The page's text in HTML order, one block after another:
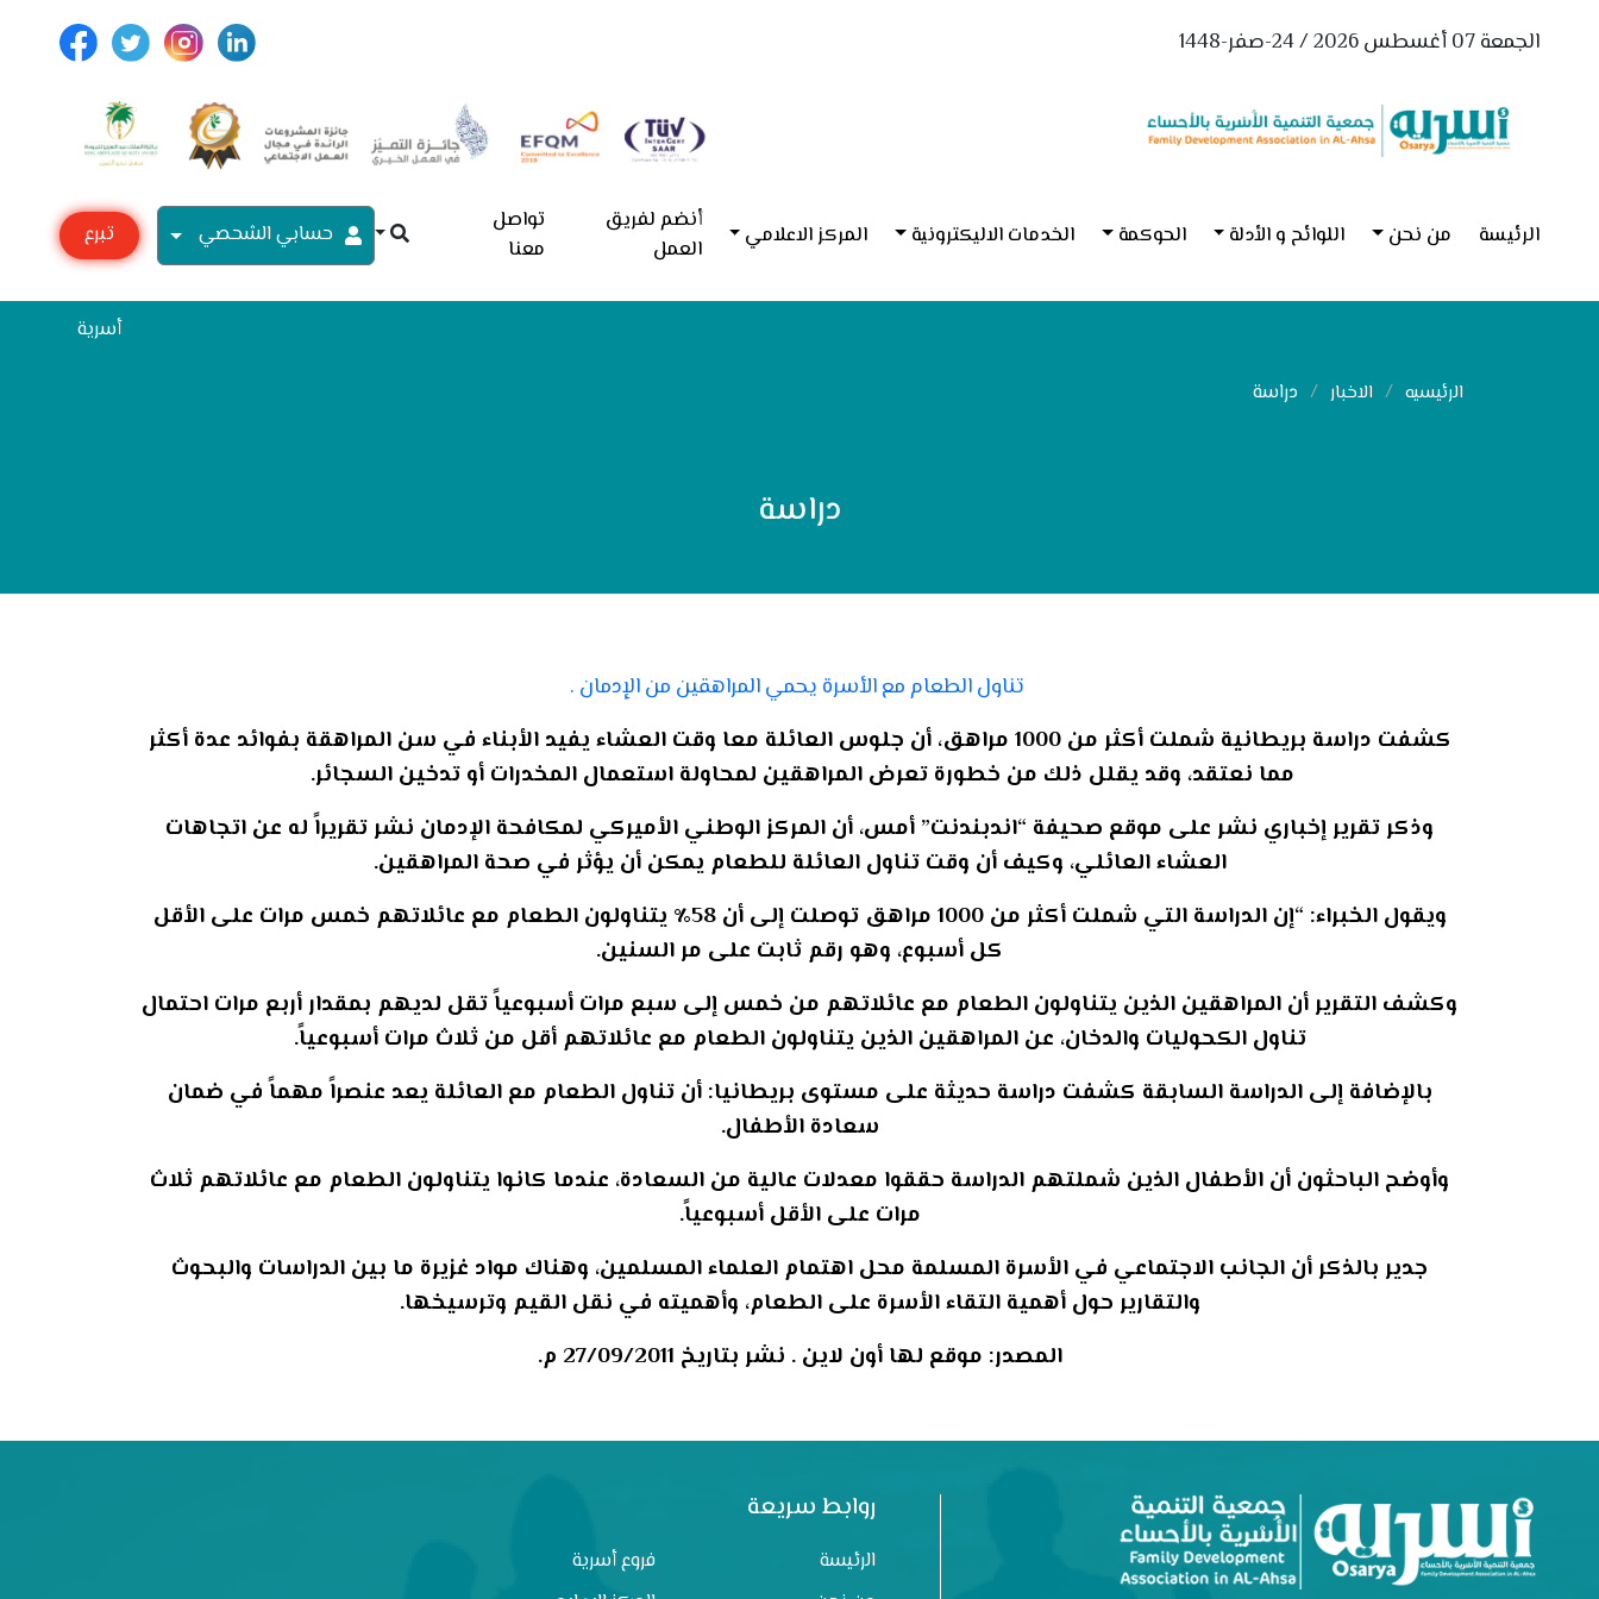
الجمعة 07 أغسطس 2026 / 24-صفر-1448
الرئيسة من نحن اللوائح و الأدلة الحوكمة الخدمات الاليكترونية المركز الاعلامي
أنضم لفريق
العمل
تواصل
معنا
حسابي الشحصي
تبرع
أسرية
الرئيسيه الاخبار دراسة
دراسة
تناول الطعام مع الأسرة يحمي المراهقين من الإدمان .
كشفت دراسة بريطانية شملت أكثر من 1000 مراهق، أن جلوس العائلة معا وقت العشاء يفيد الأبناء في سن المراهقة بفوائد عدة أكثر
مما نعتقد، وقد يقلل ذلك من خطورة تعرض المراهقين لمحاولة استعمال المخدرات أو تدخين السجائر.
وذكر تقرير إخباري نشر على موقع صحيفة “اندبندنت” أمس، أن المركز الوطني الأميركي لمكافحة الإدمان نشر تقريراً له عن اتجاهات
العشاء العائلي، وكيف أن وقت تناول العائلة للطعام يمكن أن يؤثر في صحة المراهقين.
ويقول الخبراء: “إن الدراسة التي شملت أكثر من 1000 مراهق توصلت إلى أن 58٪ يتناولون الطعام مع عائلاتهم خمس مرات على الأقل
كل أسبوع، وهو رقم ثابت على مر السنين.
وكشف التقرير أن المراهقين الذين يتناولون الطعام مع عائلاتهم من خمس إلى سبع مرات أسبوعياً تقل لديهم بمقدار أربع مرات احتمال
تناول الكحوليات والدخان، عن المراهقين الذين يتناولون الطعام مع عائلاتهم أقل من ثلاث مرات أسبوعياً.
بالإضافة إلى الدراسة السابقة كشفت دراسة حديثة على مستوى بريطانيا: أن تناول الطعام مع العائلة يعد عنصراً مهماً في ضمان
سعادة الأطفال.
وأوضح الباحثون أن الأطفال الذين شملتهم الدراسة حققوا معدلات عالية من السعادة، عندما كانوا يتناولون الطعام مع عائلاتهم ثلاث
مرات على الأقل أسبوعياً.
جدير بالذكر أن الجانب الاجتماعي في الأسرة المسلمة محل اهتمام العلماء المسلمين، وهناك مواد غزيرة ما بين الدراسات والبحوث
والتقارير حول أهمية التقاء الأسرة على الطعام، وأهميته في نقل القيم وترسيخها.
المصدر: موقع لها أون لاين . نشر بتاريخ 27/09/2011 م.
روابط سريعة
الرئيسة
فروع أسرية